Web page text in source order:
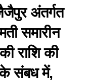
अंतर्गत
समारीन
राशि की
के संबध में,